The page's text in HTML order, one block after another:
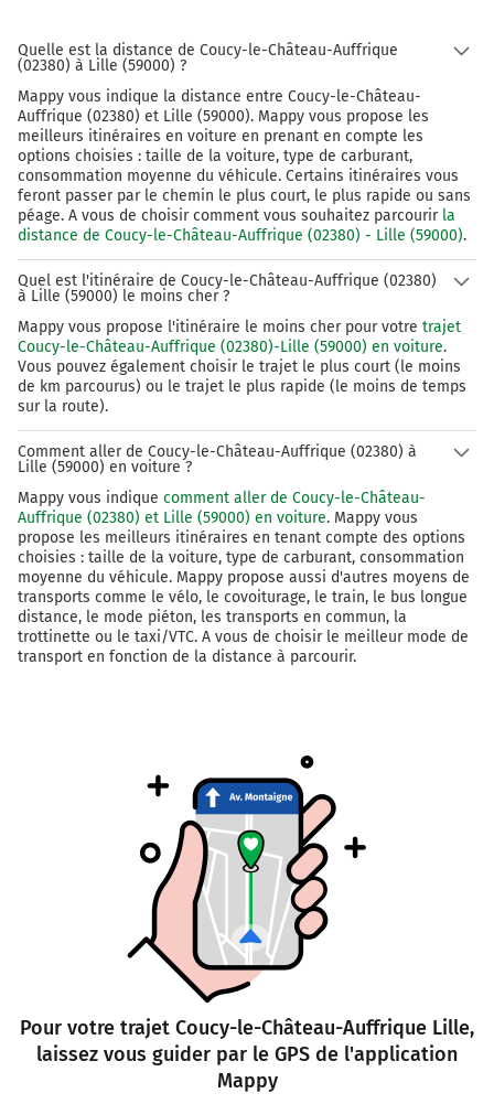
Quelle est la distance de Coucy-le-Château-Auffrique
(02380) à Lille (59000) ?
Mappy vous indique la distance entre Coucy-le-Château-
Auffrique (02380) et Lille (59000). Mappy vous propose les
meilleurs itinéraires en voiture en prenant en compte les
options choisies : taille de la voiture, type de carburant,
consommation moyenne du véhicule. Certains itinéraires vous
feront passer par le chemin le plus court, le plus rapide ou sans
péage. A vous de choisir comment vous souhaitez parcourir la
distance de Coucy-le-Château-Auffrique (02380) - Lille (59000).
Quel est l'itinéraire de Coucy-le-Château-Auffrique (02380)
à Lille (59000) le moins cher ?
Mappy vous propose l'itinéraire le moins cher pour votre trajet
Coucy-le-Château-Auffrique (02380)-Lille (59000) en voiture.
Vous pouvez également choisir le trajet le plus court (le moins
de km parcourus) ou le trajet le plus rapide (le moins de temps
sur la route).
Comment aller de Coucy-le-Château-Auffrique (02380) à
Lille (59000) en voiture ?
Mappy vous indique comment aller de Coucy-le-Château-
Auffrique (02380) et Lille (59000) en voiture. Mappy vous
propose les meilleurs itinéraires en tenant compte des options
choisies : taille de la voiture, type de carburant, consommation
moyenne du véhicule. Mappy propose aussi d'autres moyens de
transports comme le vélo, le covoiturage, le train, le bus longue
distance, le mode piéton, les transports en commun, la
trottinette ou le taxi/VTC. A vous de choisir le meilleur mode de
transport en fonction de la distance à parcourir.
Pour votre trajet Coucy-le-Château-Auffrique Lille,
laissez vous guider par le GPS de l'application
Mappy